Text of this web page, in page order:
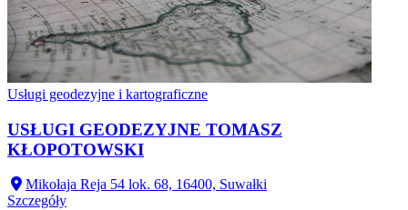
Usługi geodezyjne i kartograficzne
USŁUGI GEODEZYJNE TOMASZ
KŁOPOTOWSKI
Mikołaja Reja 54 lok. 68, 16400, Suwałki
Szczegóły